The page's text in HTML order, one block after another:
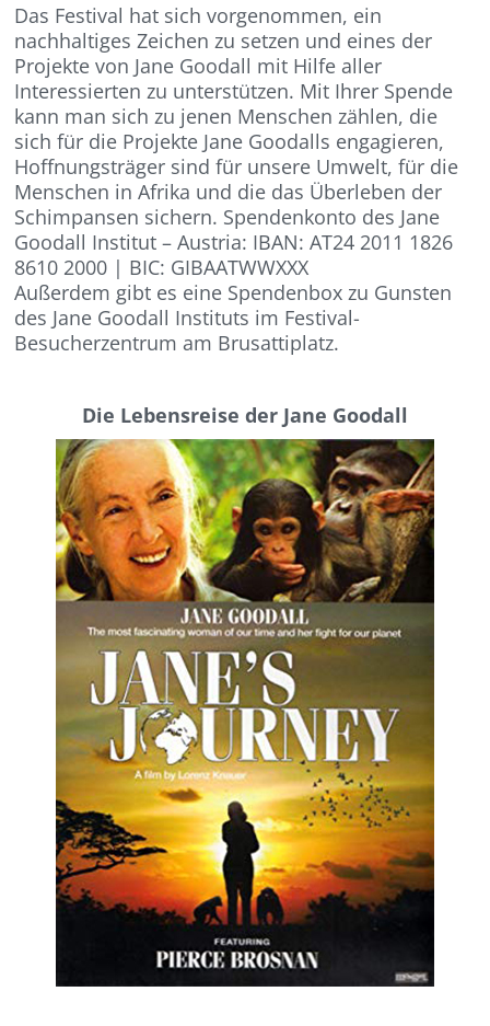
Das Festival hat sich vorgenommen, ein
nachhaltiges Zeichen zu setzen und eines der
Projekte von Jane Goodall mit Hilfe aller
Interessierten zu unterstützen. Mit Ihrer Spende
kann man sich zu jenen Menschen zählen, die
sich für die Projekte Jane Goodalls engagieren,
Hoffnungsträger sind für unsere Umwelt, für die
Menschen in Afrika und die das Überleben der
Schimpansen sichern. Spendenkonto des Jane
Goodall Institut – Austria: IBAN: AT24 2011 1826
8610 2000 | BIC: GIBAATWWXXX
Außerdem gibt es eine Spendenbox zu Gunsten
des Jane Goodall Instituts im Festival-
Besucherzentrum am Brusattiplatz.
Die Lebensreise der Jane Goodall